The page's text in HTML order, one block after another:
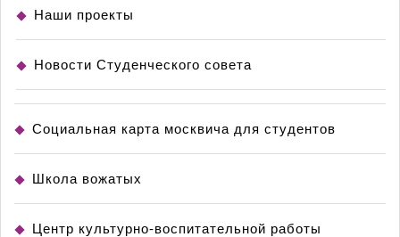
Наши проекты
Новости Студенческого совета
Социальная карта москвича для студентов
Школа вожатых
Центр культурно-воспитательной работы